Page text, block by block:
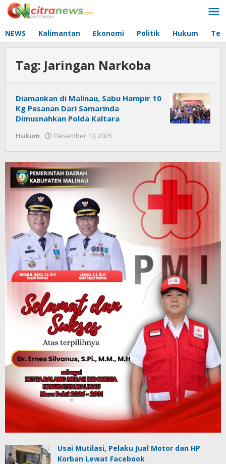
Lewati
ke
NEWS Kalimantan Ekonomi Politik Hukum
Tag: Jaringan Narkoba
Diamankan di Malinau, Sabu Hampir 10
Kg Pesanan Dari Samarinda
Dimusnahkan Polda Kaltara
Hukum Desember 10, 2025
Usai Mutilasi, Pelaku Jual Motor dan HP
Korban Lewat Facebook